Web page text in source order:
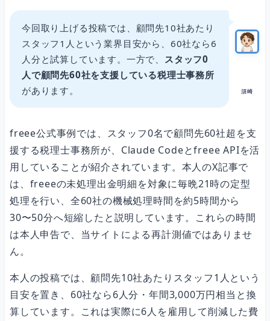
Phase 4：セキュリティ
仕組み② ── MCP接続で実現した「転記ゼロ」の業務環境
仕組み③ ── 「業務の型」をCLAUDE.mdに移植する
あなたの仕事にも応用できる ── AIクローン構築の本質
須崎
今回取り上げる投稿では、顧問先10社あたり
スタッフ1人という業界目安から、60社なら6
人分と試算しています。一方で、 スタッフ0
人で顧問先60社を支援している税理士事務所
があります。
freee公式事例では、スタッフ0名で顧問先60社超を支
援する税理士事務所が、Claude Codeとfreee APIを活
用していることが紹介されています。本人のX記事で
は、freeeの未処理出金明細を対象に毎晩21時の定型
処理を行い、全60社の機械処理時間を約5時間から
30〜50分へ短縮したと説明しています。これらの時間
は本人申告で、当サイトによる再計測値ではありませ
ん。
本人の投稿では、顧問先10社あたりスタッフ1人という
目安を置き、60社なら6人分・年間3,000万円相当と換
算しています。これは実際に6人を雇用して削減した費